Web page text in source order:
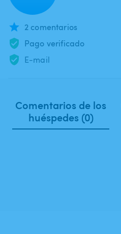
2 comentarios
Pago verificado
E-mail
Comentarios de los
huéspedes (0)